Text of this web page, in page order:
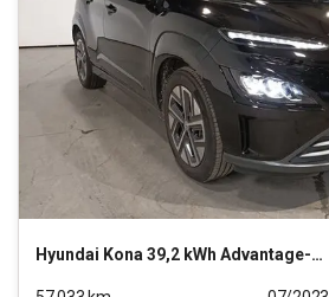
Hyundai Kona 39,2 kWh Advantage-Paket